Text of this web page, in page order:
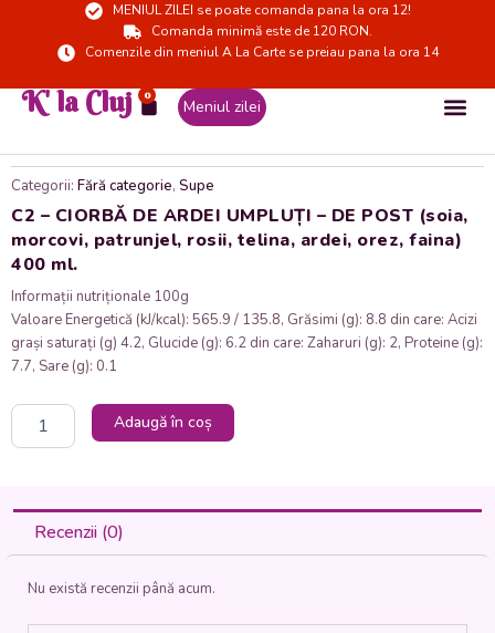
MENIUL ZILEI se poate comanda pana la ora 12!
Comanda minimă este de 120 RON.
Comenzile din meniul A La Carte se preiau pana la ora 14
K' la Cluj 0
Cart Meniul zilei
Categorii: Fără categorie, Supe
C2 – CIORBĂ DE ARDEI UMPLUȚI – DE POST (soia,
morcovi, patrunjel, rosii, telina, ardei, orez, faina)
400 ml.
Informații nutriționale 100g
Valoare Energetică (kJ/kcal): 565.9 / 135.8, Grăsimi (g): 8.8 din care: Acizi
grași saturați (g) 4.2, Glucide (g): 6.2 din care: Zaharuri (g): 2, Proteine (g):
7.7, Sare (g): 0.1
Cantitate
ARDEI
DE
Adaugă în coș
Recenzii (0)
Nu există recenzii până acum.